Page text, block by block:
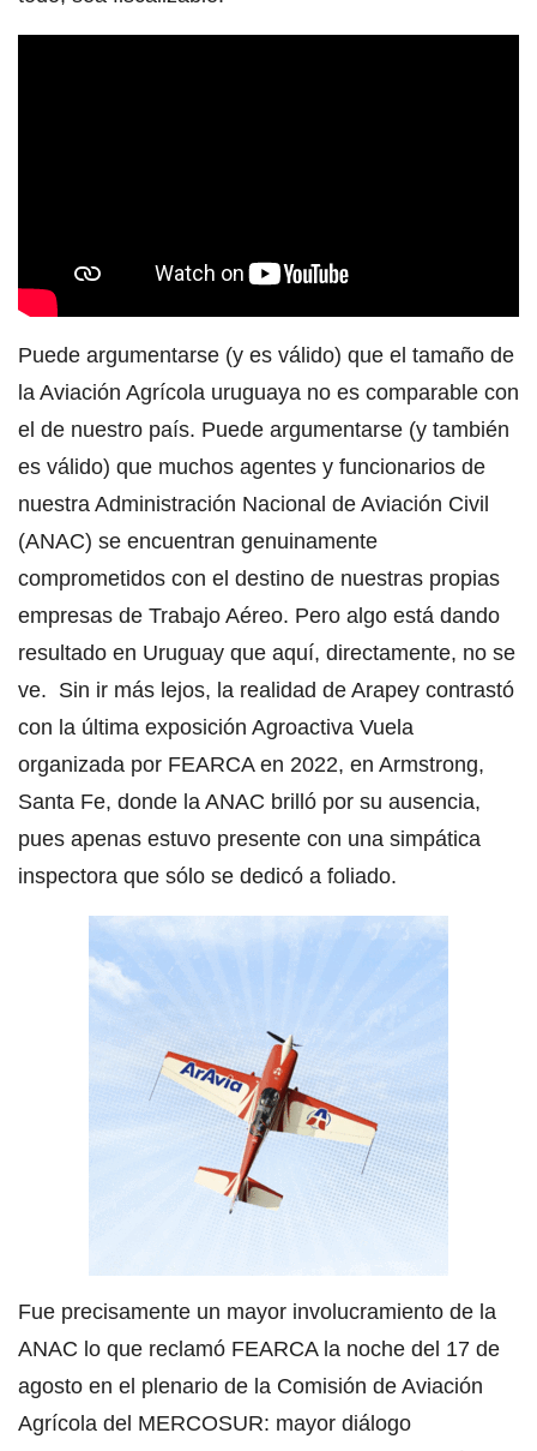
Puede argumentarse (y es válido) que el tamaño de
la Aviación Agrícola uruguaya no es comparable con
el de nuestro país. Puede argumentarse (y también
es válido) que muchos agentes y funcionarios de
nuestra Administración Nacional de Aviación Civil
(ANAC) se encuentran genuinamente
comprometidos con el destino de nuestras propias
empresas de Trabajo Aéreo. Pero algo está dando
resultado en Uruguay que aquí, directamente, no se
ve. Sin ir más lejos, la realidad de Arapey contrastó
con la última exposición Agroactiva Vuela
organizada por FEARCA en 2022, en Armstrong,
Santa Fe, donde la ANAC brilló por su ausencia,
pues apenas estuvo presente con una simpática
inspectora que sólo se dedicó a foliado.
Fue precisamente un mayor involucramiento de la
ANAC lo que reclamó FEARCA la noche del 17 de
agosto en el plenario de la Comisión de Aviación
Agrícola del MERCOSUR: mayor diálogo